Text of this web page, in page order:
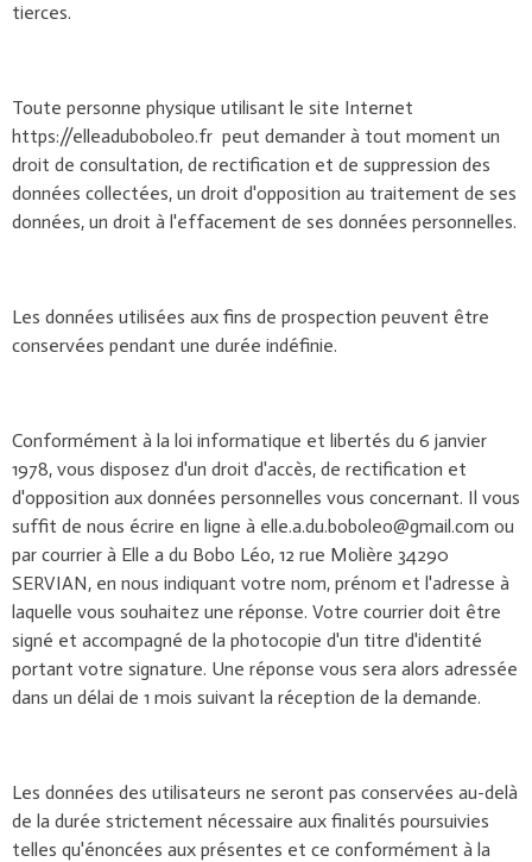
tierces.
Toute personne physique utilisant le site Internet
https://elleaduboboleo.fr peut demander à tout moment un
droit de consultation, de rectification et de suppression des
données collectées, un droit d'opposition au traitement de ses
données, un droit à l'effacement de ses données personnelles.
Les données utilisées aux fins de prospection peuvent être
conservées pendant une durée indéfinie.
Conformément à la loi informatique et libertés du 6 janvier
1978, vous disposez d'un droit d'accès, de rectification et
d'opposition aux données personnelles vous concernant. Il vous
suffit de nous écrire en ligne à elle.a.du.boboleo@gmail.com ou
par courrier à Elle a du Bobo Léo, 12 rue Molière 34290
SERVIAN, en nous indiquant votre nom, prénom et l'adresse à
laquelle vous souhaitez une réponse. Votre courrier doit être
signé et accompagné de la photocopie d'un titre d'identité
portant votre signature. Une réponse vous sera alors adressée
dans un délai de 1 mois suivant la réception de la demande.
Les données des utilisateurs ne seront pas conservées au-delà
de la durée strictement nécessaire aux finalités poursuivies
telles qu'énoncées aux présentes et ce conformément à la